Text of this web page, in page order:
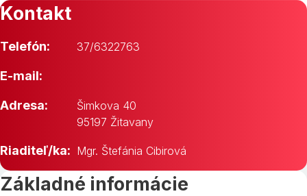
Kontakt
Telefón: 37/6322763
E-mail:
Adresa:
Šimkova 40
95197 Žitavany
Riaditeľ/ka: Mgr. Štefánia Cibirová
Základné informácie